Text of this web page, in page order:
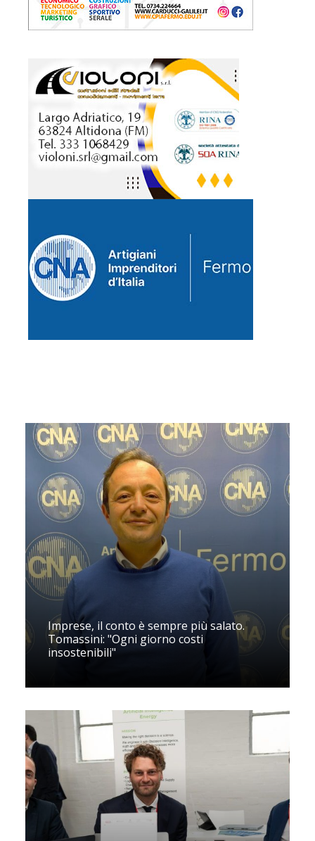
Imprese, il conto è sempre più salato.
Tomassini: "Ogni giorno costi
insostenibili"